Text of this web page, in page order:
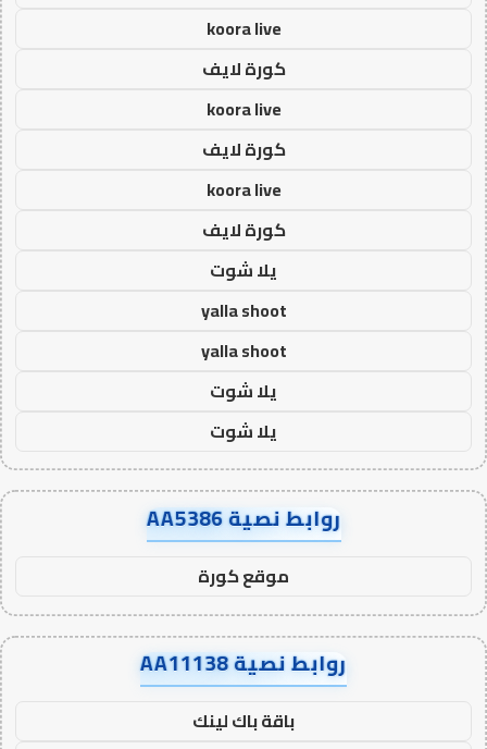
koora live
كورة لايف
koora live
كورة لايف
koora live
كورة لايف
يلا شوت
yalla shoot
yalla shoot
يلا شوت
يلا شوت
روابط نصية AA5386
موقع كورة
روابط نصية AA11138
باقة باك لينك